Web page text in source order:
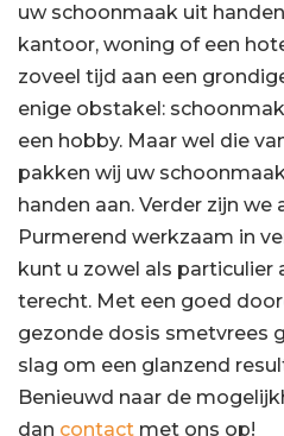
uw schoonmaak uit
kantoor, woning of een
zoveel tijd aan een
enige obstakel:
een hobby. Maar wel die
pakken wij uw
handen aan. Verder zijn
Purmerend werkzaam in
kunt u zowel als particulier
terecht. Met een goed
gezonde dosis smetvrees
slag om een glanzend
Benieuwd naar de
dan contact met ons op!